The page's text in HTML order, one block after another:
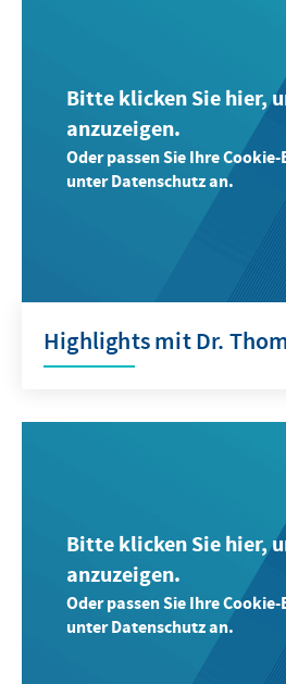
Bitte klicken Sie hier,
anzuzeigen.
Oder passen Sie Ihre
unter Datenschutz an.
Highlights mit Dr.
Bitte klicken Sie hier,
anzuzeigen.
Oder passen Sie Ihre
unter Datenschutz an.